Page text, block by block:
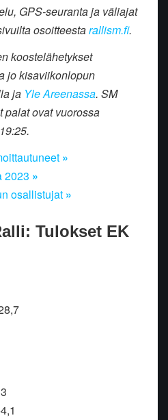
GPS-seuranta ja väliajat
osoitteestarallism.fi.
koostelähetykset
jo kisaviikonlopun
ja Yle Areenassa. SM
palat ovat vuorossa
»
2023 »
osallistujat »
Tulokset EK